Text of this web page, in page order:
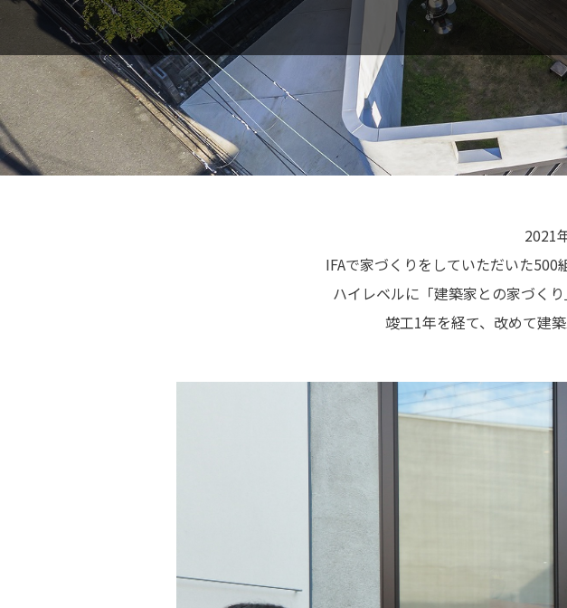
2021
IFAで家づくりをしていただいた500
ハイレベルに「建築家との家づく
竣工1年を経て、改めて建